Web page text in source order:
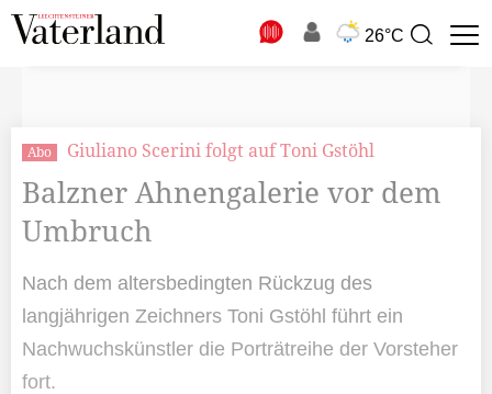
26°C
Suchbegriff
Abo Giuliano Scerini folgt auf Toni Gstöhl
Balzner Ahnengalerie vor dem
Umbruch
Nach dem altersbedingten Rückzug des
langjährigen Zeichners Toni Gstöhl führt ein
Nachwuchskünstler die Porträtreihe der Vorsteher
fort.